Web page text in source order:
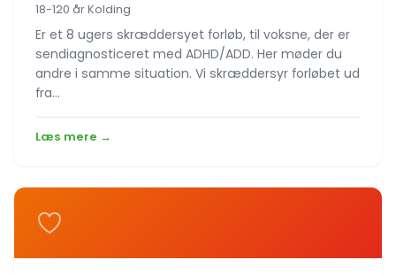
18-120 år Kolding
Er et 8 ugers skræddersyet forløb, til voksne, der er
sendiagnosticeret med ADHD/ADD. Her møder du
andre i samme situation. Vi skræddersyr forløbet ud
fra…
Læs mere →